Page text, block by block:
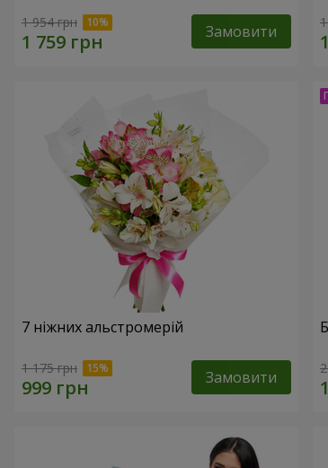
1 954 грн Замовити
7 ніжних альстромерій
1 175 грн Замовити